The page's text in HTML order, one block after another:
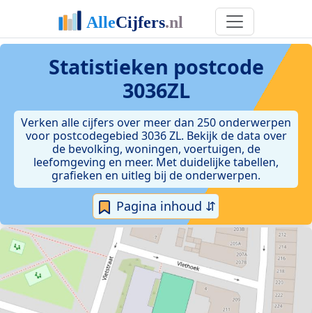
Statistieken postcode
3036ZL
Verken alle cijfers over meer dan 250 onderwerpen
voor postcodegebied 3036 ZL. Bekijk de data over
de bevolking, woningen, voertuigen, de
leefomgeving en meer. Met duidelijke tabellen,
grafieken en uitleg bij de onderwerpen.
Pagina inhoud ⇵